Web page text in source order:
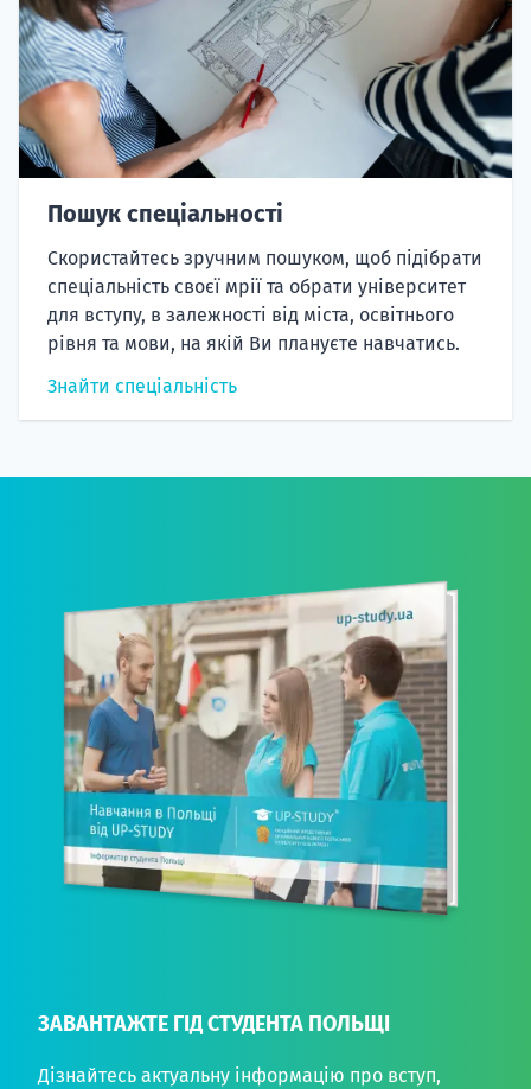
Пошук спеціальності
Скористайтесь зручним пошуком, щоб підібрати
спеціальність своєї мрії та обрати університет
для вступу, в залежності від міста, освітнього
рівня та мови, на якій Ви плануєте навчатись.
Знайти спеціальність
ЗАВАНТАЖТЕ ГІД СТУДЕНТА ПОЛЬЩІ
Дізнайтесь актуальну інформацію про вступ,